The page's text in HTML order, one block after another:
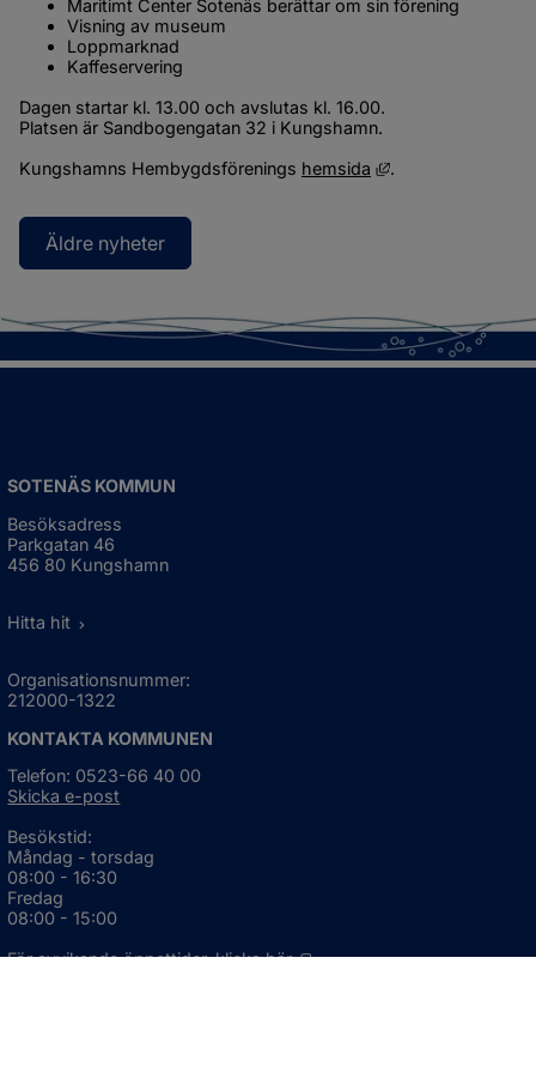
Maritimt Center Sotenäs berättar om sin förening
Visning av museum
Loppmarknad
Kaffeservering
Dagen startar kl. 13.00 och avslutas kl. 16.00.
Platsen är Sandbogengatan 32 i Kungshamn.
Kungshamns Hembygdsförenings hemsida Länk till annan
.
Äldre nyheter
SOTENÄS KOMMUN
Besöksadress
Parkgatan 46
456 80 Kungshamn
Hitta hit
Organisationsnummer:
212000-1322
KONTAKTA KOMMUNEN
Telefon: 0523-66 40 00
Skicka e-post
Besökstid:
Måndag - torsdag
08:00 - 16:30
Fredag
08:00 - 15:00
För avvikande öppettider, klicka här
Öppnas i nytt fönster.